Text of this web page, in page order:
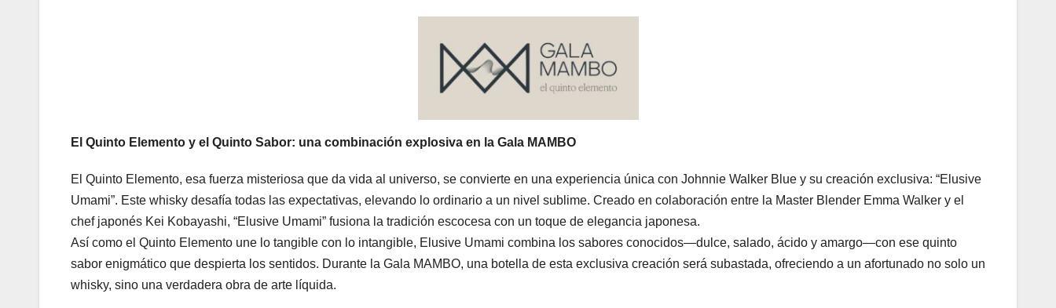
El Quinto Elemento y el Quinto Sabor: una combinación explosiva en la Gala MAMBO
El Quinto Elemento, esa fuerza misteriosa que da vida al universo, se convierte en una experiencia única con Johnnie Walker Blue y su creación exclusiva: “Elusive
Umami”. Este whisky desafía todas las expectativas, elevando lo ordinario a un nivel sublime. Creado en colaboración entre la Master Blender Emma Walker y el
chef japonés Kei Kobayashi, “Elusive Umami” fusiona la tradición escocesa con un toque de elegancia japonesa.
Así como el Quinto Elemento une lo tangible con lo intangible, Elusive Umami combina los sabores conocidos—dulce, salado, ácido y amargo—con ese quinto
sabor enigmático que despierta los sentidos. Durante la Gala MAMBO, una botella de esta exclusiva creación será subastada, ofreciendo a un afortunado no solo un
whisky, sino una verdadera obra de arte líquida.